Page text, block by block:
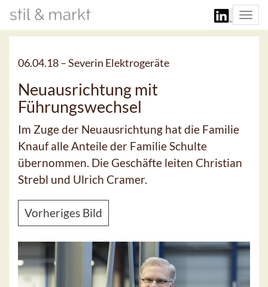
06.04.18 –Severin Elektrogeräte
Neuausrichtung mit
Führungswechsel
Im Zuge der Neuausrichtung hat die Familie
Knauf alle Anteile der Familie Schulte
übernommen. Die Geschäfte leiten Christian
Strebl und Ulrich Cramer.
Vorheriges Bild